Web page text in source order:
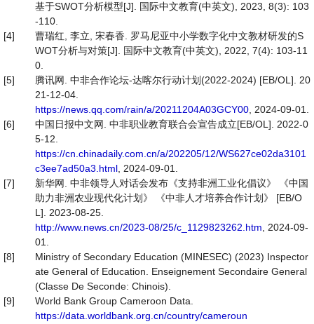
基于SWOT分析模型[J]. 国际中文教育(中英文), 2023, 8(3): 103
-110.
[4]
曹瑞红, 李立, 宋春香. 罗马尼亚中小学数字化中文教材研发的S
WOT分析与对策[J]. 国际中文教育(中英文), 2022, 7(4): 103-11
0.
[5]
腾讯网. 中非合作论坛-达喀尔行动计划(2022-2024) [EB/OL]. 20
21-12-04.
https://news.qq.com/rain/a/20211204A03GCY00 , 2024-09-01.
[6]
中国日报中文网. 中非职业教育联合会宣告成立[EB/OL]. 2022-0
5-12.
https://cn.chinadaily.com.cn/a/202205/12/WS627ce02da3101
c3ee7ad50a3.html , 2024-09-01.
[7]
新华网. 中非领导人对话会发布《支持非洲工业化倡议》 《中国
助力非洲农业现代化计划》 《中非人才培养合作计划》 [EB/O
L]. 2023-08-25.
http://www.news.cn/2023-08/25/c_1129823262.htm , 2024-09-
01.
[8]
Ministry of Secondary Education (MINESEC) (2023) Inspector
ate General of Education. Enseignement Secondaire General
(Classe De Seconde: Chinois).
[9]
World Bank Group Cameroon Data.
https://data.worldbank.org.cn/country/cameroun